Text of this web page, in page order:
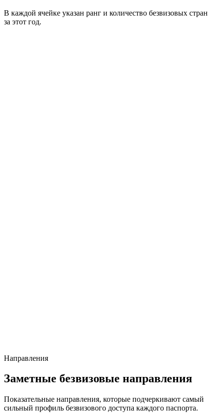
В каждой ячейке указан ранг и количество безвизовых стран
за этот год.
Направления
Заметные безвизовые направления
Показательные направления, которые подчеркивают самый
сильный профиль безвизового доступа каждого паспорта.